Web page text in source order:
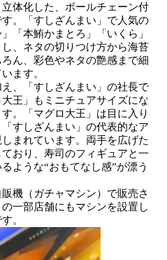
体化した、ボールチェーン付
。「すしざんまい」で人気の
「本鮪かまとろ」「いくら」
し、ネタの切りつけ方から海苔
ん、彩色やネタの艶感まで細
ます。
、「すしざんまい」の社長で
王」もミニチュアサイズにな
。「マグロ大王」は目に入り
すしざんまい」の代表的なア
まれています。両手を広げた
おり、寿司のフィギュアと一
ような“おもてなし感”が漂う
機（ガチャマシン）で販売さ
一部店舗にもマシンを設置し
。